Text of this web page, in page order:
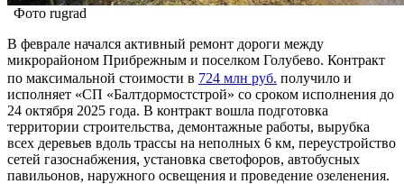
Фото rugrad
В феврале начался активный ремонт дороги между
микрорайоном Прибрежным и поселком Голубево. Контракт
по максимальной стоимости в 724 млн руб. получило и
исполняет «СП «Балтдормостстрой» со сроком исполнения до
24 октября 2025 года. В контракт вошла подготовка
территории строительства, демонтажные работы, вырубка
всех деревьев вдоль трассы на неполных 6 км, переустройство
сетей газоснабжения, установка светофоров, автобусных
павильонов, наружного освещения и проведение озеленения.